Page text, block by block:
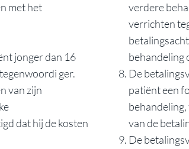
met het
jonger dan 16
ger.
van zijn
dat hij de kosten
verdere
verrichten
behandeling
De
patiënt een
van de
De